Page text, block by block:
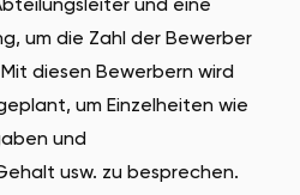
und eine
um die Zahl der Bewerber
diesen Bewerbern wird
um Einzelheiten wie
und
usw. zu besprechen.